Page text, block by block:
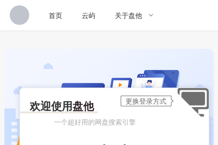
首页 云屿 关于盘他
欢迎使用盘他
一个超好用的网盘搜索引擎